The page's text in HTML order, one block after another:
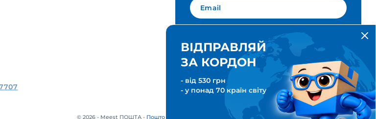
Мова для вашої розсилки Українська
ПІДПИСАТИСЯ
© 2026 - Meest ПОШТА - Поштові & Транспортні послуги. Всі права захищені. Meest ПОШТА®
ВІДПРАВЛЯЙ
ЗА КОРДОН
- від 530 грн
- у понад 70 країн світу